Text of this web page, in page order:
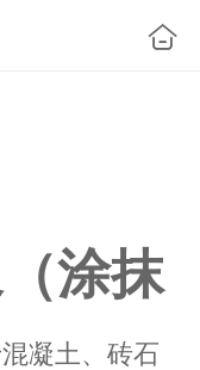
涂抹
凝土、砖石